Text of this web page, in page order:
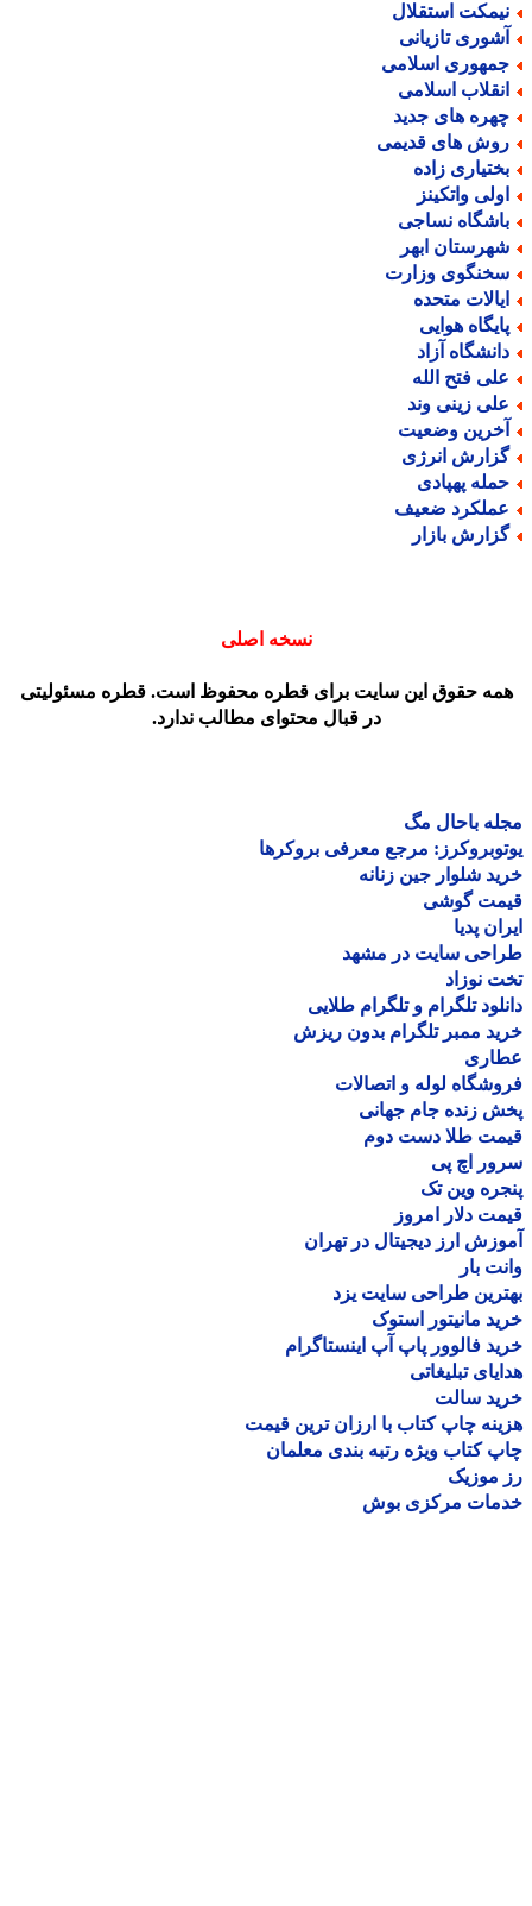
استقلال
تازیانی
اسلامی
اسلامی
های جدید
های قدیمی
زاده
واتکینز
نساجی
ابهر
وزارت
متحده
هوایی
آزاد
فتح الله
زینی وند
وضعیت
انرژی
پهپادی
ضعیف
بازار
نسخه اصلی
حقوق این سایت برای قطره محفوظ است. قطره مسئولیتی
در قبال محتوای مطالب ندارد.
باحال مگ
مرجع معرفی بروکرها
شلوار جین زنانه
گوشی
پدیا
سایت در مشهد
نوزاد
تلگرام و تلگرام طلایی
ممبر تلگرام بدون ریزش
لوله و اتصالات
زنده جام جهانی
طلا دست دوم
اچ پی
وین تک
دلار امروز
ارز دیجیتال در تهران
بار
طراحی سایت یزد
مانیتور استوک
فالوور پاپ آپ اینستاگرام
تبلیغاتی
سالت
چاپ کتاب با ارزان ترین قیمت
کتاب ویژه رتبه بندی معلمان
موزیک
مرکزی بوش